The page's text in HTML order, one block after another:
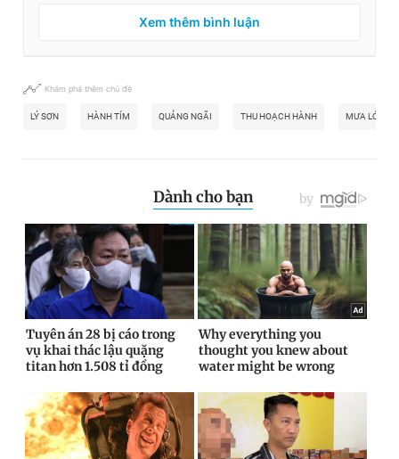
Xem thêm bình luận
Khám phá thêm chủ đề
LÝ SƠN HÀNH TÍM QUẢNG NGÃI THU HOẠCH HÀNH MƯA LỚN